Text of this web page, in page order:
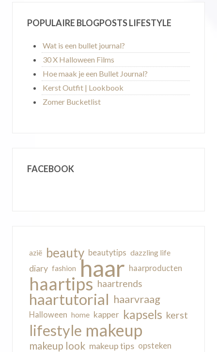
POPULAIRE BLOGPOSTS LIFESTYLE
Wat is een bullet journal?
30 X Halloween Films
Hoe maak je een Bullet Journal?
Kerst Outfit | Lookbook
Zomer Bucketlist
FACEBOOK
azië beauty beautytips dazzling life
diary fashion haar haarproducten
haartips haartrends
haartutorial haarvraag
Halloween home kapper kapsels kerst
lifestyle makeup
makeup look makeup tips opsteken